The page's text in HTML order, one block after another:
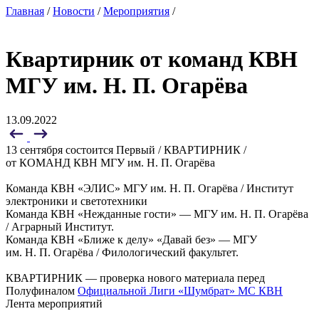
Главная /Новости /Мероприятия /
Квартирник от команд КВН
МГУ им. Н. П. Огарёва
13.09.2022
13 сентября состоится Первый / КВАРТИРНИК /
от КОМАНД КВН МГУ им. Н. П. Огарёва
Команда КВН «ЭЛИС» МГУ им. Н. П. Огарёва / Институт
электроники и светотехники
Команда КВН «Нежданные гости» — МГУ им. Н. П. Огарёва
/ Аграрный Институт.
Команда КВН «Ближе к делу» «Давай без» — МГУ
им. Н. П. Огарёва / Филологический факультет.
КВАРТИРНИК — проверка нового материала перед
Полуфиналом Официальной Лиги «Шумбрат» МС КВН
Лента мероприятий